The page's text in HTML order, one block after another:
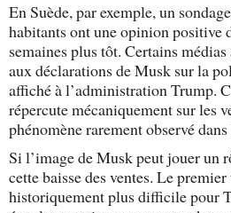
En Suède, par exemple, un
habitants ont une opinion positive
semaines plus tôt. Certains
aux déclarations de Musk sur la
affiché à l’administration Trump.
répercute mécaniquement sur les
phénomène rarement observé
Si l’image de Musk peut jouer un
cette baisse des ventes. Le
historiquement plus difficile pour